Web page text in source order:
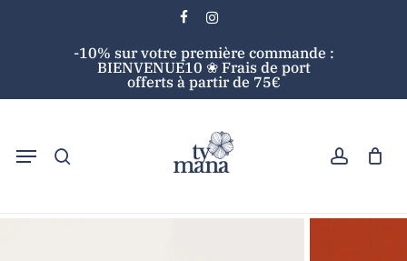
facebookinstagram
-10% sur votre première commande :
BIENVENUE10 ❀ Frais de port
offerts à partir de 75€
Menu
Cart
Accueil Soins visage Crème
Crème Visage